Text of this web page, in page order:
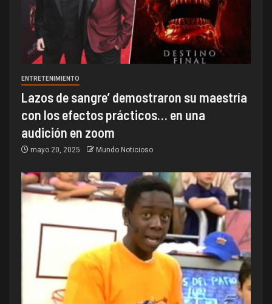
ENTRETENIMIENTO
Lazos de sangre’ demostraron su maestría
con los efectos prácticos… en una
audición en zoom
mayo 20, 2025 Mundo Noticioso